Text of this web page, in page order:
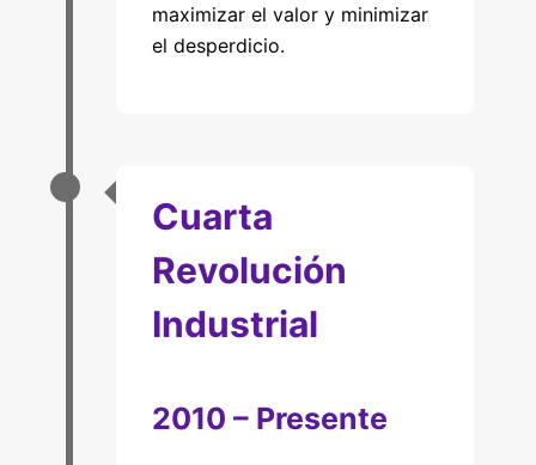
maximizar el valor y minimizar
el desperdicio.
Cuarta
Revolución
Industrial
2010 – Presente